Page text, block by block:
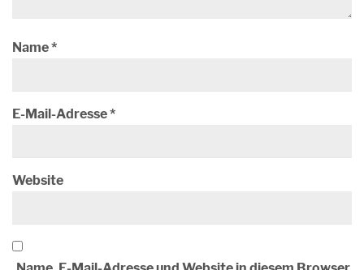
Name*
E-Mail-Adresse*
Website